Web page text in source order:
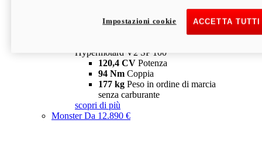
Depotenziata 35 kW: 18.890 € i
configura scopri di più
Hypermotard V2 SP 100
120,4 CV Potenza
94 Nm Coppia
177 kg Peso in ordine di marcia
senza carburante
scopri di più
MonsterDa 12.890 €
ACCETTA
Impostazioni cookie